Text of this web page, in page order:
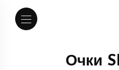
Очки